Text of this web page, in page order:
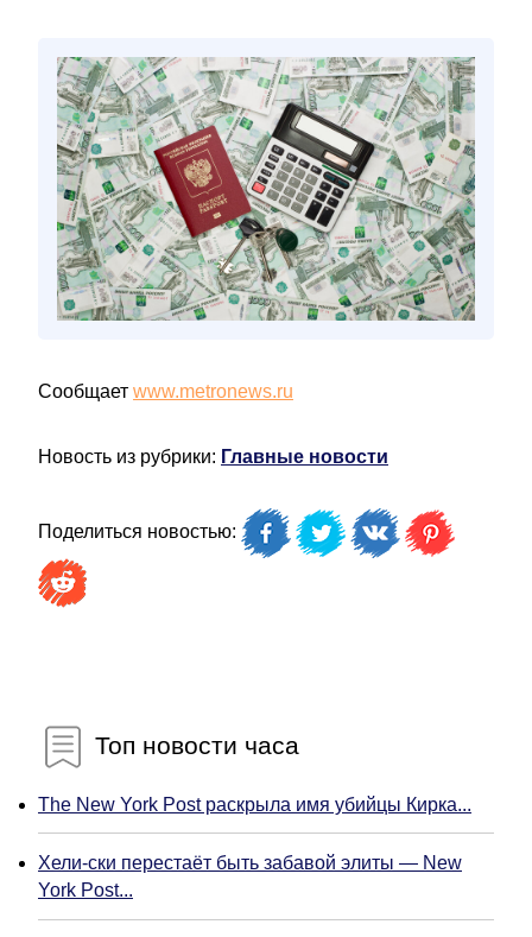
Сообщает www.metronews.ru
Новость из рубрики: Главные новости
Поделиться новостью:
Топ новости часа
The New York Post раскрыла имя убийцы Кирка...
Хели-ски перестаёт быть забавой элиты — New
York Post...